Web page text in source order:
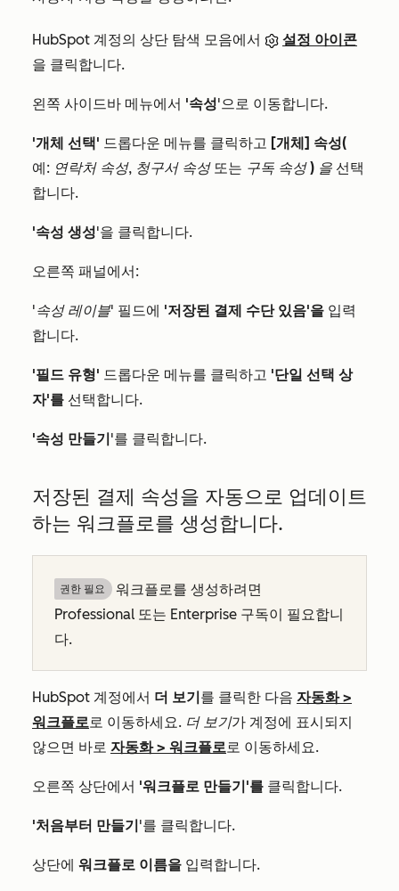
HubSpot 계정의 상단 탐색 모음에서
설정 아이콘
을 클릭합니다.
왼쪽 사이드바 메뉴에서 '속성'으로 이동합니다.
'개체 선택' 드롭다운 메뉴를 클릭하고 [개체] 속성(
예: 연락처 속성, 청구서 속성또는 구독 속성 ) 을 선택
합니다.
'속성 생성'을 클릭합니다.
오른쪽 패널에서:
'속성 레이블' 필드에 '저장된 결제 수단 있음'을 입력
합니다.
'필드 유형' 드롭다운 메뉴를 클릭하고 '단일 선택 상
자'를 선택합니다.
'속성 만들기 '를 클릭합니다.
저장된 결제 속성을 자동으로 업데이트
하는 워크플로를 생성합니다.
권한 필요
워크플로를 생성하려면
Professional 또는 Enterprise 구독이 필요합니
다.
HubSpot 계정에서 더 보기 를 클릭한 다음 자동화>
워크플로로 이동하세요. 더 보기가 계정에 표시되지
않으면 바로 자동화> 워크플로로 이동하세요.
오른쪽 상단에서 '워크플로 만들기'를 클릭합니다.
'처음부터 만들기 '를 클릭합니다.
상단에 워크플로 이름을 입력합니다.